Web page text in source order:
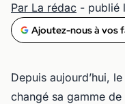
Par La rédac - publié
Ajoutez-nous à vos
Depuis aujourd’hui, le
changé sa gamme